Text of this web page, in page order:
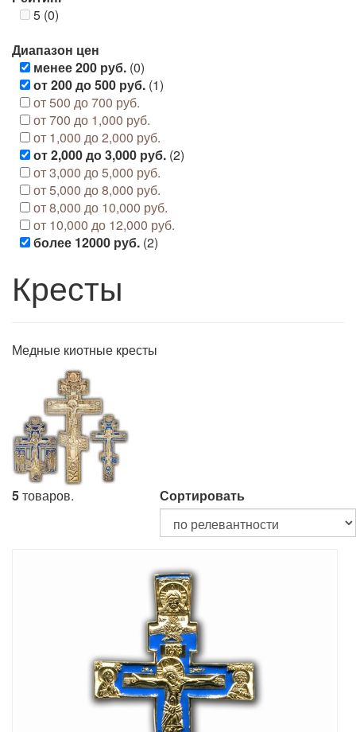
5 (0)
Диапазон цен
менее 200 руб. (0)
от 200 до 500 руб. (1)
от 500 до 700 руб.
от 700 до 1,000 руб.
от 1,000 до 2,000 руб.
от 2,000 до 3,000 руб. (2)
от 3,000 до 5,000 руб.
от 5,000 до 8,000 руб.
от 8,000 до 10,000 руб.
от 10,000 до 12,000 руб.
более 12000 руб. (2)
Кресты
Медные киотные кресты
5товаров. Сортировать